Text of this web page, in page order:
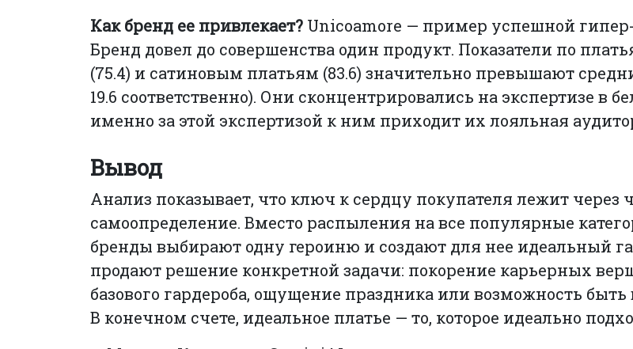
Как бренд ее привлекает? Unicoamore — пример успешной
Бренд довел до совершенства один продукт. Показатели по
(75.4) и сатиновым платьям (83.6) значительно превышают
19.6 соответственно). Они сконцентрировались на экспертизе в
именно за этой экспертизой к ним приходит их лояльная
Вывод
Анализ показывает, что ключ к сердцу покупателя лежит через
самоопределение. Вместо распыления на все популярные
бренды выбирают одну героиню и создают для нее идеальный
продают решение конкретной задачи: покорение карьерных
базового гардероба, ощущение праздника или возможность
В конечном счете, идеальное платье — то, которое идеально